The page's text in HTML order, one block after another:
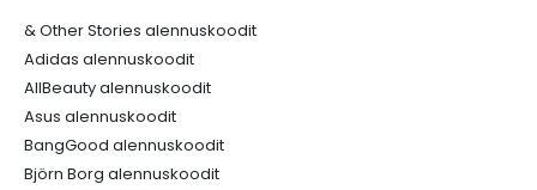
& Other Stories alennuskoodit
Adidas alennuskoodit
AllBeauty alennuskoodit
Asus alennuskoodit
BangGood alennuskoodit
Björn Borg alennuskoodit